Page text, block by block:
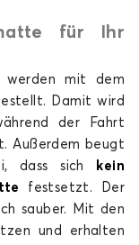
für
für Ihr
mit dem
Damit wird
der Fahrt
Außerdem beugt
dass sich
kein
festsetzt. Der
sauber. Mit den
und erhalten